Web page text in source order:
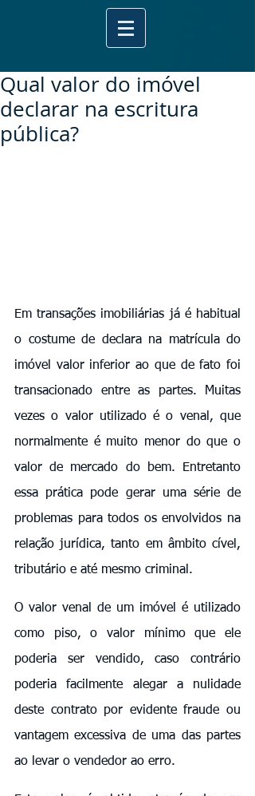
Qual valor do imóvel
declarar na escritura
pública?
Em transações imobiliárias já é habitual
o costume de declara na matrícula do
imóvel valor inferior ao que de fato foi
transacionado entre as partes. Muitas
vezes o valor utilizado é o venal, que
normalmente é muito menor do que o
valor de mercado do bem. Entretanto
essa prática pode gerar uma série de
problemas para todos os envolvidos na
relação jurídica, tanto em âmbito cível,
tributário e até mesmo criminal.
O valor venal de um imóvel é utilizado
como piso, o valor mínimo que ele
poderia ser vendido, caso contrário
poderia facilmente alegar a nulidade
deste contrato por evidente fraude ou
vantagem excessiva de uma das partes
ao levar o vendedor ao erro.